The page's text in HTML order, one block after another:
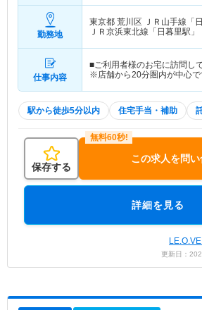
勤務地
東京都 荒川区 ＪＲ山手線「
ＪＲ京浜東北線「日暮里駅
仕事内容
■ご利用者様のお宅に訪問し
※店舗から20分圏内が中心
駅から徒歩5分以内 住宅手当・補助
保存する
この求人を問
詳細を見る
更新日：